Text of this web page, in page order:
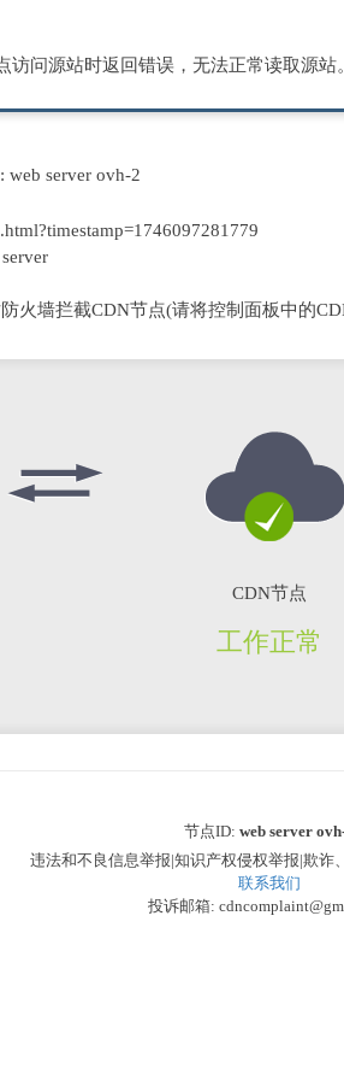
访问源站时返回错误，无法正常读取源站。
web server ovh-2
火墙拦截CDN节点(请将控制面板中的
CDN节点
工作正常
节点ID: web server
违法和不良信息举报|知识产权侵权举报|欺诈
联系我们
投诉邮箱: